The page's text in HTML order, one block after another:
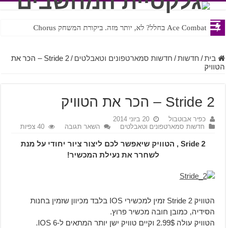
Ace Combat בחלל? לא, יותר מזה. ביקורת המשחק Chorus
Steven Universe והשירים שתורגמו בצורה נוראית לעברית
בית / חדשות / חדשות סמארטפונים וטאבלטים /
Stride 2 – הכר את
הטוויק
Stride 2 – הכר את הטוויק
כפיר אבוטבול
20 ביוני 2014
חדשות סמארטפונים וטאבלטים
השאר תגובה 40 צפיות
Sride 2 , הטוויק שיאפשר לכם ליצור ציור יחודי על מנת
לשחרר את נעילת המכשיר!
הטוויק Stride 2 זמין למכשירי IOS בלבד מכיוון שזמין בחנות
הסידיה, כמובן חובה מכשיר פרוץ.
הטוויק עולה 2.99$ וקיים טוויק ישן יותר המתאים ל-IOS 6.